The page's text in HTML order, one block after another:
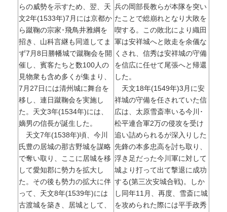
らの威勢を示すため、翌、天
文2年(1533年)7月には京都か
ら蹴鞠の宗家･飛鳥井雅綱を
招き、山科言継も同道してま
ず7月8日勝幡城で蹴鞠会を開
催し、賓客たちと数100人の
見物衆も含め多くが集まり、
7月27日には清州城に舞台を
移し、連日蹴鞠会を実施し
た。天文3年(1534年)には、
嫡男の信長が誕生した。
天文7年(1538年)頃、今川
氏豊の居城の那古野城を謀略
で奪い取り、ここに居城を移
して愛知郡に勢力を拡大し
た。その後も勢力の拡大に伴
って、天文8年(1539年)には
古渡城を築き、居城として、
兵の岡部長教らが本隊を突い
たことで総崩れとなり大敗を
喫する。この敗北により織田
軍は安祥城へと敗走を余儀な
くされ、信秀は安祥城の守備
を信広に任せて尾張へと帰還
した。
天文18年(1549年)3月に安
祥城の守備を任されていた信
広は、太原雪斎率いる今川･
松平連合軍2万の侵攻を受け
追い詰められるが深入りした
先鋒の本多忠高を討ち取り、
浮き足だった今川軍に対して
城より打って出て撃退に成功
する(第三次安城合戦)。しか
し同年11月、再度、雪斎に城
を攻められた際には平手政秀